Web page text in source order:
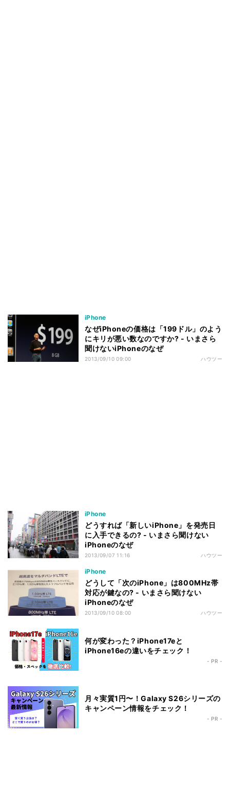
iPhone
なぜiPhoneの価格は「199ドル」のよう
にキリが悪い数なのですか? - いまさら
聞けないiPhoneのなぜ
2013/09/10 09:00 ハウツー
iPhone
どうすれば「新しいiPhone」を発売日
に入手できるの? - いまさら聞けない
iPhoneのなぜ
2013/09/07 11:16 ハウツー
iPhone
どうして「次のiPhone」は800MHz帯
対応が鍵なの? - いまさら聞けない
iPhoneのなぜ
2013/09/10 08:00 ハウツー
何が変わった？iPhone17eと
iPhone16eの違いをチェック！
- PR -
月々実質1円〜！Galaxy S26シリーズの
キャンペーン情報をチェック！
- PR -